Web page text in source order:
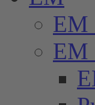
EM
EM